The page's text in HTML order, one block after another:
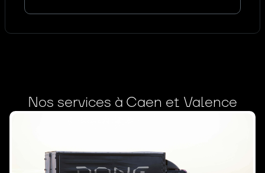
Nos services à Caen et Valence